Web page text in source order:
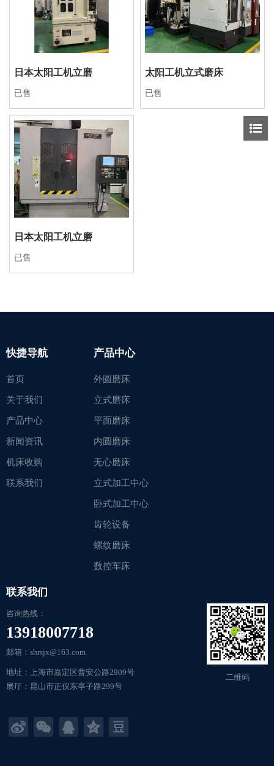
日本太阳工机立磨
已售
太阳工机立式磨床
已售
日本太阳工机立磨
已售
快捷导航
首页
关于我们
产品中心
新闻资讯
机床收购
联系我们
产品中心
外圆磨床
立式磨床
平面磨床
内圆磨床
无心磨床
立式加工中心
卧式加工中心
齿轮设备
螺纹磨床
数控车床
联系我们
咨询热线：
13918007718
邮箱：shrsjx@163.com
地址：上海市嘉定区曹安公路2909号
展厅：昆山市正仪东亭子路299号
二维码